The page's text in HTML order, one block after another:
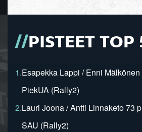
PISTEET TOP
1.Esapekka Lappi / Enni
PiekUA (Rally2)
2.Lauri Joona / Antti Linnaketo 73
SAU (Rally2)